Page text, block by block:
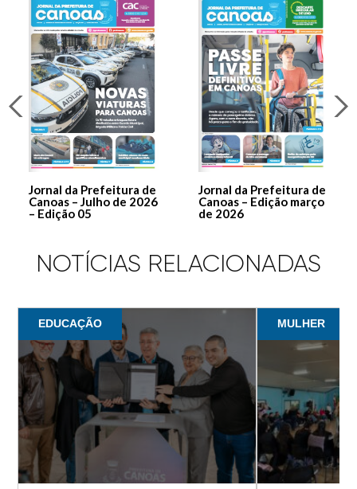
Jornal da Prefeitura de
Canoas – Julho de 2026
– Edição 05
Jornal da Prefeitura de
Canoas – Edição março
de 2026
NOTÍCIAS RELACIONADAS
EDUCAÇÃO MULHER